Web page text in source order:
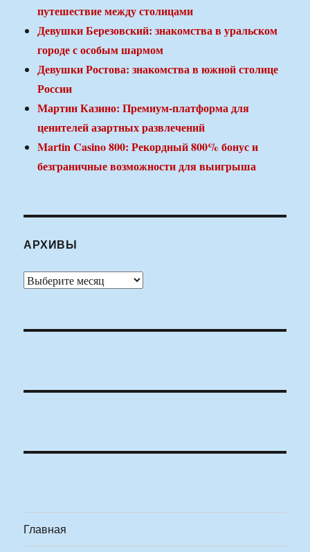
путешествие между столицами
Девушки Березовский: знакомства в уральском
городе с особым шармом
Девушки Ростова: знакомства в южной столице
России
Мартин Казино: Премиум-платформа для
ценителей азартных развлечений
Martin Casino 800: Рекордный 800% бонус и
безграничные возможности для выигрыша
АРХИВЫ
Архивы
Главная